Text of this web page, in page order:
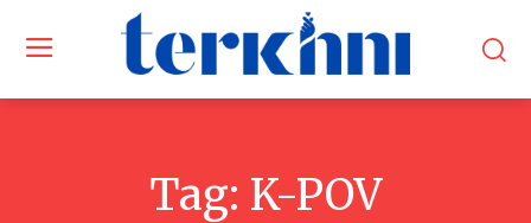
Tag: K-POV